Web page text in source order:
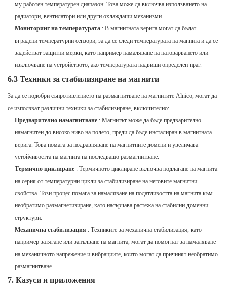
му работен температурен диапазон. Това може да включва използването на
радиатори, вентилатори или други охлаждащи механизми.
Мониторинг на температурата : В магнитната верига могат да бъдат
вградени температурни сензори, за да се следи температурата на магнита и да се
задействат защитни мерки, като например намаляване на натоварването или
изключване на устройството, ако температурата надвиши определен праг.
6.3 Техники за стабилизиране на магнити
За да се подобри съпротивлението на размагнитване на магнитите Alnico, могат да
се използват различни техники за стабилизиране, включително:
Предварително намагнитване : Магнитът може да бъде предварително
намагнитен до високо ниво на полето, преди да бъде инсталиран в магнитната
верига. Това помага за подравняване на магнитните домени и увеличава
устойчивостта на магнита на последващо размагнитване.
Термично циклиране : Термичното циклиране включва подлагане на магнита
на серия от температурни цикли за стабилизиране на неговите магнитни
свойства. Този процес помага за намаляване на податливостта на магнита към
необратимо размагнетизиране, като насърчава растежа на стабилни доменни
структури.
Механична стабилизация : Техниките за механична стабилизация, като
например затягане или запълване на магнита, могат да помогнат за намаляване
на механичното напрежение и вибрациите, които могат да причинят необратимо
размагнитване.
7. Казуси и приложения